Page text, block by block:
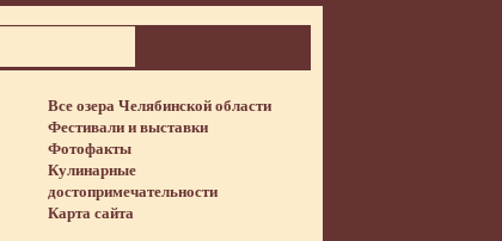
Все озера Челябинской области
Фестивали и выставки
Фотофакты
Кулинарные
достопримечательности
Карта сайта